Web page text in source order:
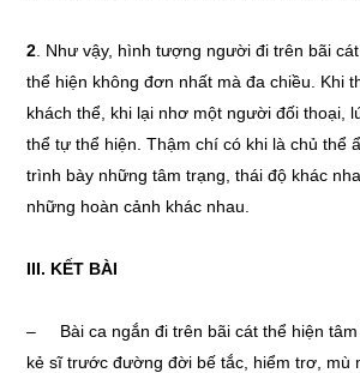
2 . Như vậy, hình tượng người đi trên bãi
thể hiện không đơn nhất mà đa chiều. Khi
khách thể, khi lại nhơ một người đối thoại,
thể tự thể hiện. Thậm chí có khi là chủ thể
trình bày những tâm trạng, thái độ khác
những hoàn cảnh khác nhau.
III. KẾT BÀI
– Bài ca ngắn đi trên bãi cát thể hiện tâm
kẻ sĩ trước đường đời bế tắc, hiểm trơ, mù